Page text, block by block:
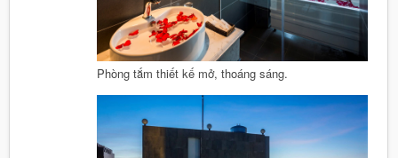
Phòng tắm thiết kế mở, thoáng sáng.